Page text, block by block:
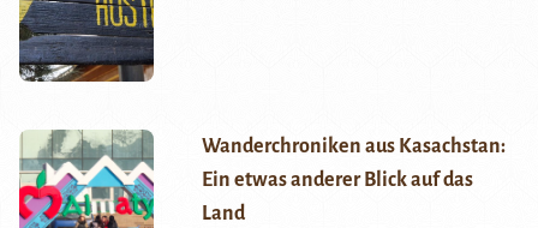
Wanderchroniken aus Kasachstan:
Ein etwas anderer Blick auf das
Land